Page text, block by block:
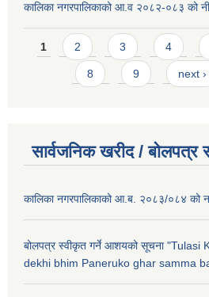
कालिका नगरपालिकाको आ.व २०८२-०८३ को
Pages
1 2 3 4
8 9 next ›
सार्वजनिक खरीद / बाेलपत्र
कालिका नगरपालिकाको आ.ब. २०८३/०८४ को
बोलपत्र स्वीकृत गर्ने आशयको सूचना
dekhi bhim Paneruko ghar samma